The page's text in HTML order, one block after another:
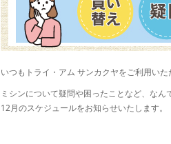
いつもトライ・アム サンカクヤをご利用いた
ミシンについて疑問や困ったことなど、なん
12月のスケジュールをお知らせいたします。